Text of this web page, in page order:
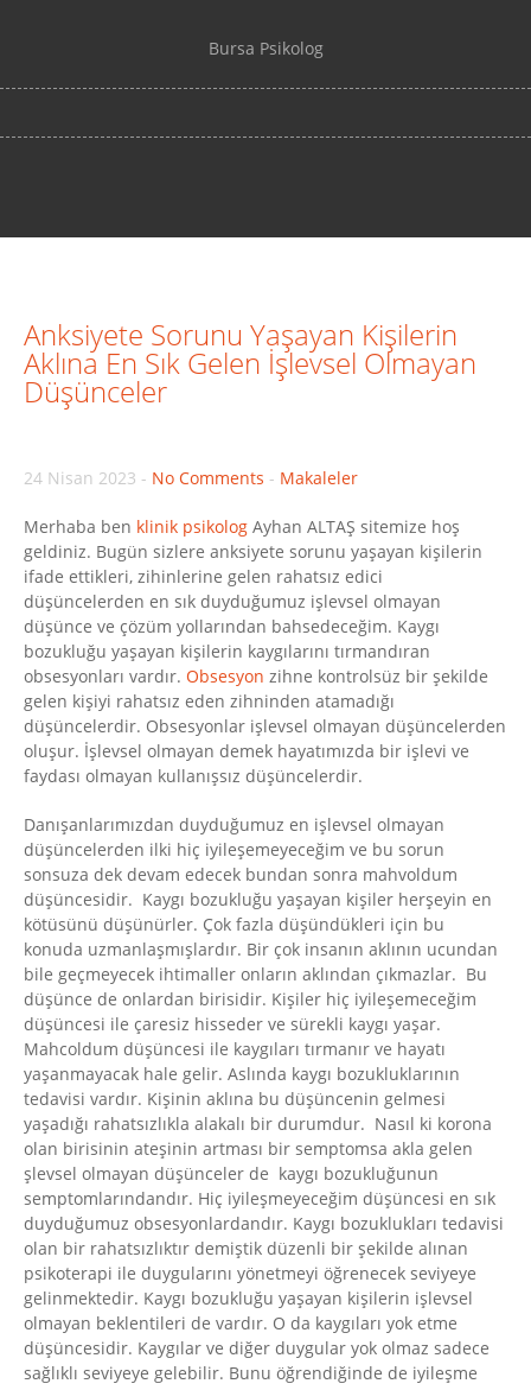
Bursa Psikolog
Anksiyete Sorunu Yaşayan Kişilerin
Aklına En Sık Gelen İşlevsel Olmayan
Düşünceler
24 Nisan 2023 - No Comments - Makaleler
Merhaba ben klinik psikolog Ayhan ALTAŞ sitemize hoş
geldiniz. Bugün sizlere anksiyete sorunu yaşayan kişilerin
ifade ettikleri, zihinlerine gelen rahatsız edici
düşüncelerden en sık duyduğumuz işlevsel olmayan
düşünce ve çözüm yollarından bahsedeceğim. Kaygı
bozukluğu yaşayan kişilerin kaygılarını tırmandıran
obsesyonları vardır. Obsesyon zihne kontrolsüz bir şekilde
gelen kişiyi rahatsız eden zihninden atamadığı
düşüncelerdir. Obsesyonlar işlevsel olmayan düşüncelerden
oluşur. İşlevsel olmayan demek hayatımızda bir işlevi ve
faydası olmayan kullanışsız düşüncelerdir.
Danışanlarımızdan duyduğumuz en işlevsel olmayan
düşüncelerden ilki hiç iyileşemeyeceğim ve bu sorun
sonsuza dek devam edecek bundan sonra mahvoldum
düşüncesidir. Kaygı bozukluğu yaşayan kişiler herşeyin en
kötüsünü düşünürler. Çok fazla düşündükleri için bu
konuda uzmanlaşmışlardır. Bir çok insanın aklının ucundan
bile geçmeyecek ihtimaller onların aklından çıkmazlar. Bu
düşünce de onlardan birisidir. Kişiler hiç iyileşemeceğim
düşüncesi ile çaresiz hisseder ve sürekli kaygı yaşar.
Mahcoldum düşüncesi ile kaygıları tırmanır ve hayatı
yaşanmayacak hale gelir. Aslında kaygı bozukluklarının
tedavisi vardır. Kişinin aklına bu düşüncenin gelmesi
yaşadığı rahatsızlıkla alakalı bir durumdur. Nasıl ki korona
olan birisinin ateşinin artması bir semptomsa akla gelen
şlevsel olmayan düşünceler de kaygı bozukluğunun
semptomlarındandır. Hiç iyileşmeyeceğim düşüncesi en sık
duyduğumuz obsesyonlardandır. Kaygı bozuklukları tedavisi
olan bir rahatsızlıktır demiştik düzenli bir şekilde alınan
psikoterapi ile duygularını yönetmeyi öğrenecek seviyeye
gelinmektedir. Kaygı bozukluğu yaşayan kişilerin işlevsel
olmayan beklentileri de vardır. O da kaygıları yok etme
düşüncesidir. Kaygılar ve diğer duygular yok olmaz sadece
sağlıklı seviyeye gelebilir. Bunu öğrendiğinde de iyileşme